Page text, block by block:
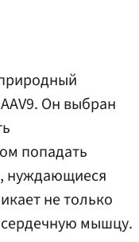
Он выбран
попадать
нуждающиеся
не только
сердечную мышцу.